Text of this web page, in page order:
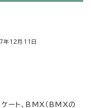
年12 月 11 日
ケート、BMX（BMXの